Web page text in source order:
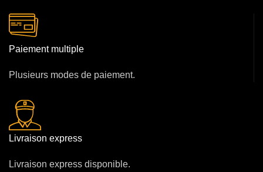
Paiement multiple
Plusieurs modes de paiement.
Livraison express
Livraison express disponible.